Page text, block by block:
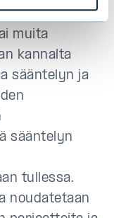
ympäristön
muita
kannalta
sääntelyn ja
sääntelyn
tullessa.
noudatetaan